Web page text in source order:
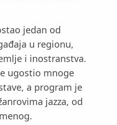
jedan od
u regionu,
i inostranstva.
ugostio mnoge
a program je
jazza, od